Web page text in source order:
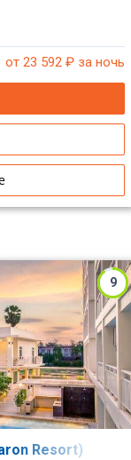
от 23 592 ₽ за ночь
9
Resort)